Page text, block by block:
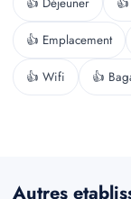
👍 Emplacement
👍 Wifi 👍
Autres